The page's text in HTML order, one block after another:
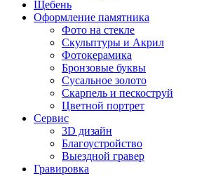
Щебень
Оформление памятника
Фото на стекле
Скульптуры и Акрил
Фотокерамика
Бронзовые буквы
Сусальное золото
Скарпель и пескоструй
Цветной портрет
Сервис
3D дизайн
Благоустройство
Выездной гравер
Гравировка